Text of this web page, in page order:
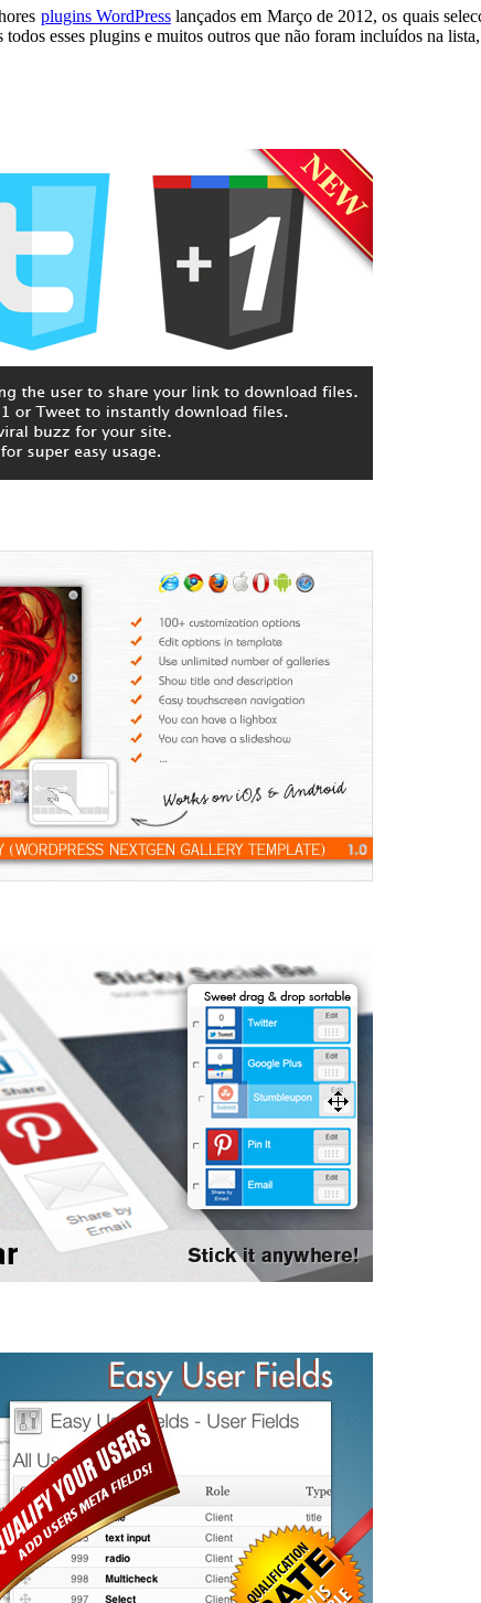
plugins WordPresslançados em Março de 2012, os quais
esses plugins e muitos outros que não foram incluídos na